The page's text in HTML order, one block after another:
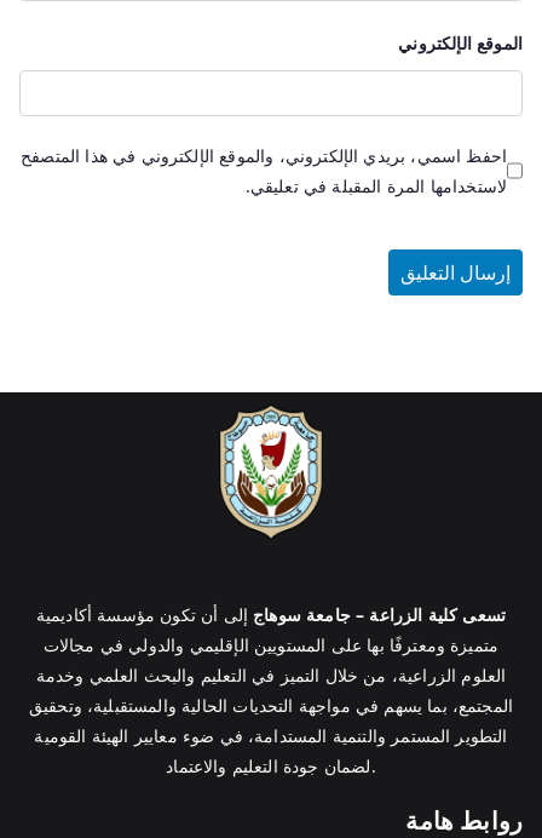
الموقع الإلكتروني
احفظ اسمي، بريدي الإلكتروني، والموقع الإلكتروني في هذا المتصفح
لاستخدامها المرة المقبلة في تعليقي.
تسعى كلية الزراعة – جامعة سوهاج إلى أن تكون مؤسسة أكاديمية
متميزة ومعترفًا بها على المستويين الإقليمي والدولي في مجالات
العلوم الزراعية، من خلال التميز في التعليم والبحث العلمي وخدمة
المجتمع، بما يسهم في مواجهة التحديات الحالية والمستقبلية، وتحقيق
التطوير المستمر والتنمية المستدامة، في ضوء معايير الهيئة القومية
لضمان جودة التعليم والاعتماد.
روابط هامة